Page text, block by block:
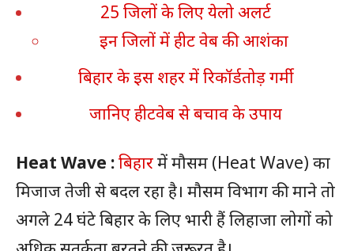
25 जिलों के लिए येलो अलर्ट
इन जिलों में हीट वेब की आशंका
बिहार के इस शहर में रिकॉर्डतोड़ गर्मी
जानिए हीटवेब से बचाव के उपाय
Heat Wave :बिहारमें मौसम (Heat Wave) का
मिजाज तेजी से बदल रहा है। मौसम विभाग की माने तो
अगले 24 घंटे बिहार के लिए भारी हैं लिहाजा लोगों को